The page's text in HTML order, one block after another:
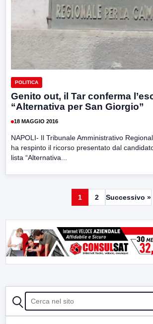
POLITICA
Genito out, il Tar conferma
“Alternativa per San Giorgio”
18 MAGGIO 2016
NAPOLI- Il Tribunale Amministrativo
ha respinto il ricorso presentato dal
lista “Alternativa...
1 2 Successivo »
CERCA